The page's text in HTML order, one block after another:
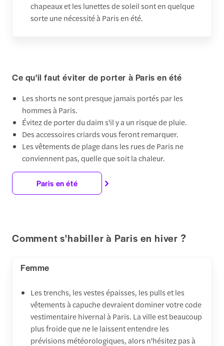
chapeaux et les lunettes de soleil sont en quelque
sorte une nécessité à Paris en été.
Ce qu'il faut éviter de porter à Paris en été
Les shorts ne sont presque jamais portés par les
hommes à Paris.
Évitez de porter du daim s'il y a un risque de pluie.
Des accessoires criards vous feront remarquer.
Les vêtements de plage dans les rues de Paris ne
conviennent pas, quelle que soit la chaleur.
Paris en été
Comment s'habiller à Paris en hiver ?
Femme
Les trenchs, les vestes épaisses, les pulls et les
vêtements à capuche devraient dominer votre code
vestimentaire hivernal à Paris. La ville est beaucoup
plus froide que ne le laissent entendre les
prévisions météorologiques, alors n'hésitez pas à